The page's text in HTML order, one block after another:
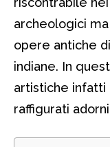
archeologici
opere antiche
indiane. In
artistiche infatti
raffigurati